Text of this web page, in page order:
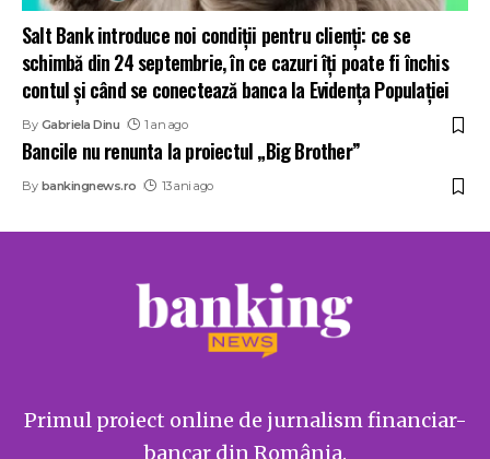
Salt Bank introduce noi condiții pentru clienți: ce se
schimbă din 24 septembrie, în ce cazuri îți poate fi închis
contul și când se conectează banca la Evidența Populației
By Gabriela Dinu 1 an ago
Bancile nu renunta la proiectul „Big Brother”
By bankingnews.ro 13 ani ago
Primul proiect online de jurnalism financiar-
bancar din România.